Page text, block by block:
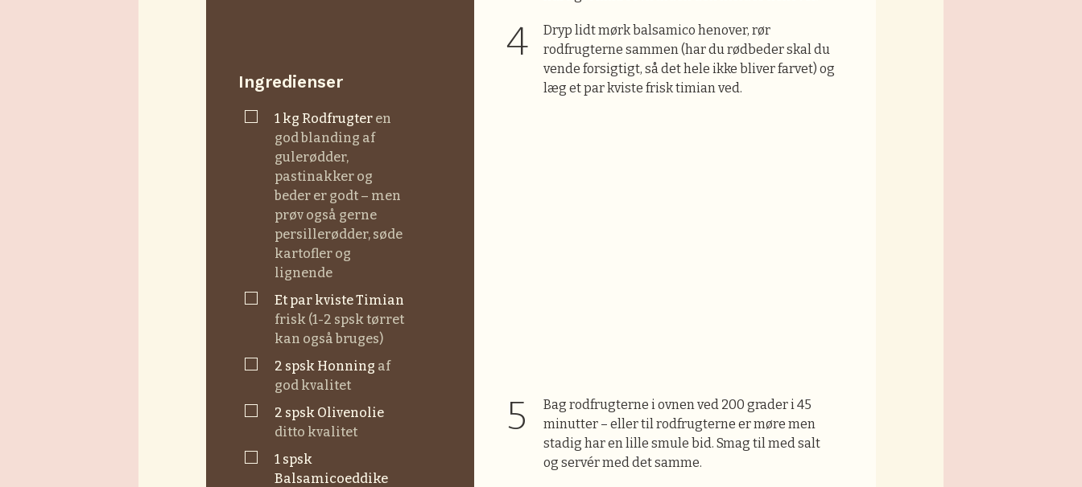
Ingredienser
▢1 kg rodfrugter en
god blanding af
gulerødder,
pastinakker og
beder er godt – men
prøv også gerne
persillerødder, søde
kartofler og
lignende
▢Et par kviste
timian
frisk (1-2 spsk tørret
kan også bruges)
▢2 spsk honning af
god kvalitet
▢2 spsk
olivenolie
ditto kvalitet
▢1 spsk
balsamicoeddike
Dryp lidt mørk balsamico henover, rør
rodfrugterne sammen (har du rødbeder skal du
vende forsigtigt, så det hele ikke bliver farvet) og
læg et par kviste frisk timian ved.
Bag rodfrugterne i ovnen ved 200 grader i 45
minutter – eller til rodfrugterne er møre men
stadig har en lille smule bid. Smag til med salt
og servér med det samme.